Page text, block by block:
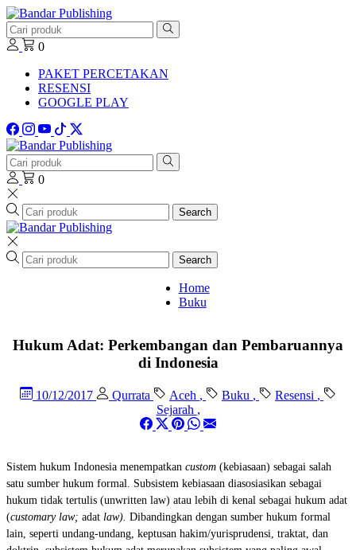
0
PAKET PERCETAKAN
RESENSI
GOOGLE PLAY
0
Search
Search
Home
Buku
Hukum Adat: Perkembangan dan Pembaruannya
di Indonesia
10/12/2017 Qurrata Aceh , Buku , Resensi ,
Sejarah ,
Sistem hukum Indonesia menempatkan custom (kebiasaan) sebagai salah
satu sumber hukum formal. Subsistem kebiasaan diasosiasikan sebagai
hukum tidak tertulis (unwritten law) atau lebih di kenal sebagai hukum adat
(customary law; adat law). Dibandingkan dengan sumber hukum formal
lain, seperti undang-undang, keptusan hakim/yurisprudensi, traktat, dan